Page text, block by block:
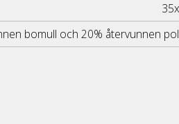
bomull och 20% återvunnen